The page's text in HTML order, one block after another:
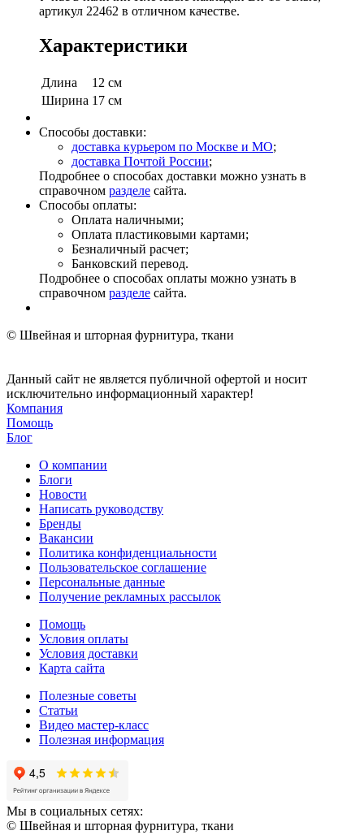
артикул 22462 в отличном качестве.
Характеристики
Длина
12 см
Ширина 17 см
Способы доставки:
доставка курьером по Москве и МО;
доставка Почтой России;
Подробнее о способах доставки можно узнать в
справочном разделе сайта.
Способы оплаты:
Оплата наличными;
Оплата пластиковыми картами;
Безналичный расчет;
Банковский перевод.
Подробнее о способах оплаты можно узнать в
справочном разделе сайта.
© Швейная и шторная фурнитура, ткани
Данный сайт не является публичной офертой и носит
исключительно информационный характер!
Компания
Помощь
Блог
О компании
Блоги
Новости
Написать руководству
Бренды
Вакансии
Политика конфиденциальности
Пользовательское соглашение
Персональные данные
Получение рекламных рассылок
Помощь
Условия оплаты
Условия доставки
Карта сайта
Полезные советы
Статьи
Видео мастер-класс
Полезная информация
Мы в социальных сетях:
© Швейная и шторная фурнитура, ткани